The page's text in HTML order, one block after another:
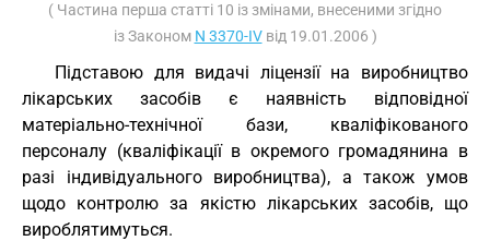
( Частина перша статті 10 із змінами, внесеними згідно
із Законом N 3370-IVвід 19.01.2006 )
Підставою для видачі ліцензії на виробництво
лікарських засобів є наявність відповідної
матеріально-технічної бази, кваліфікованого
персоналу (кваліфікації в окремого громадянина в
разі індивідуального виробництва), а також умов
щодо контролю за якістю лікарських засобів, що
вироблятимуться.